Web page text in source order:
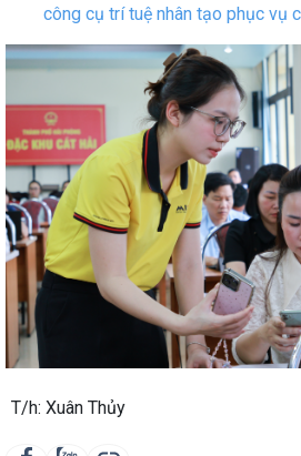
công cụ trí tuệ nhân tạo phục vụ
T/h: Xuân Thủy